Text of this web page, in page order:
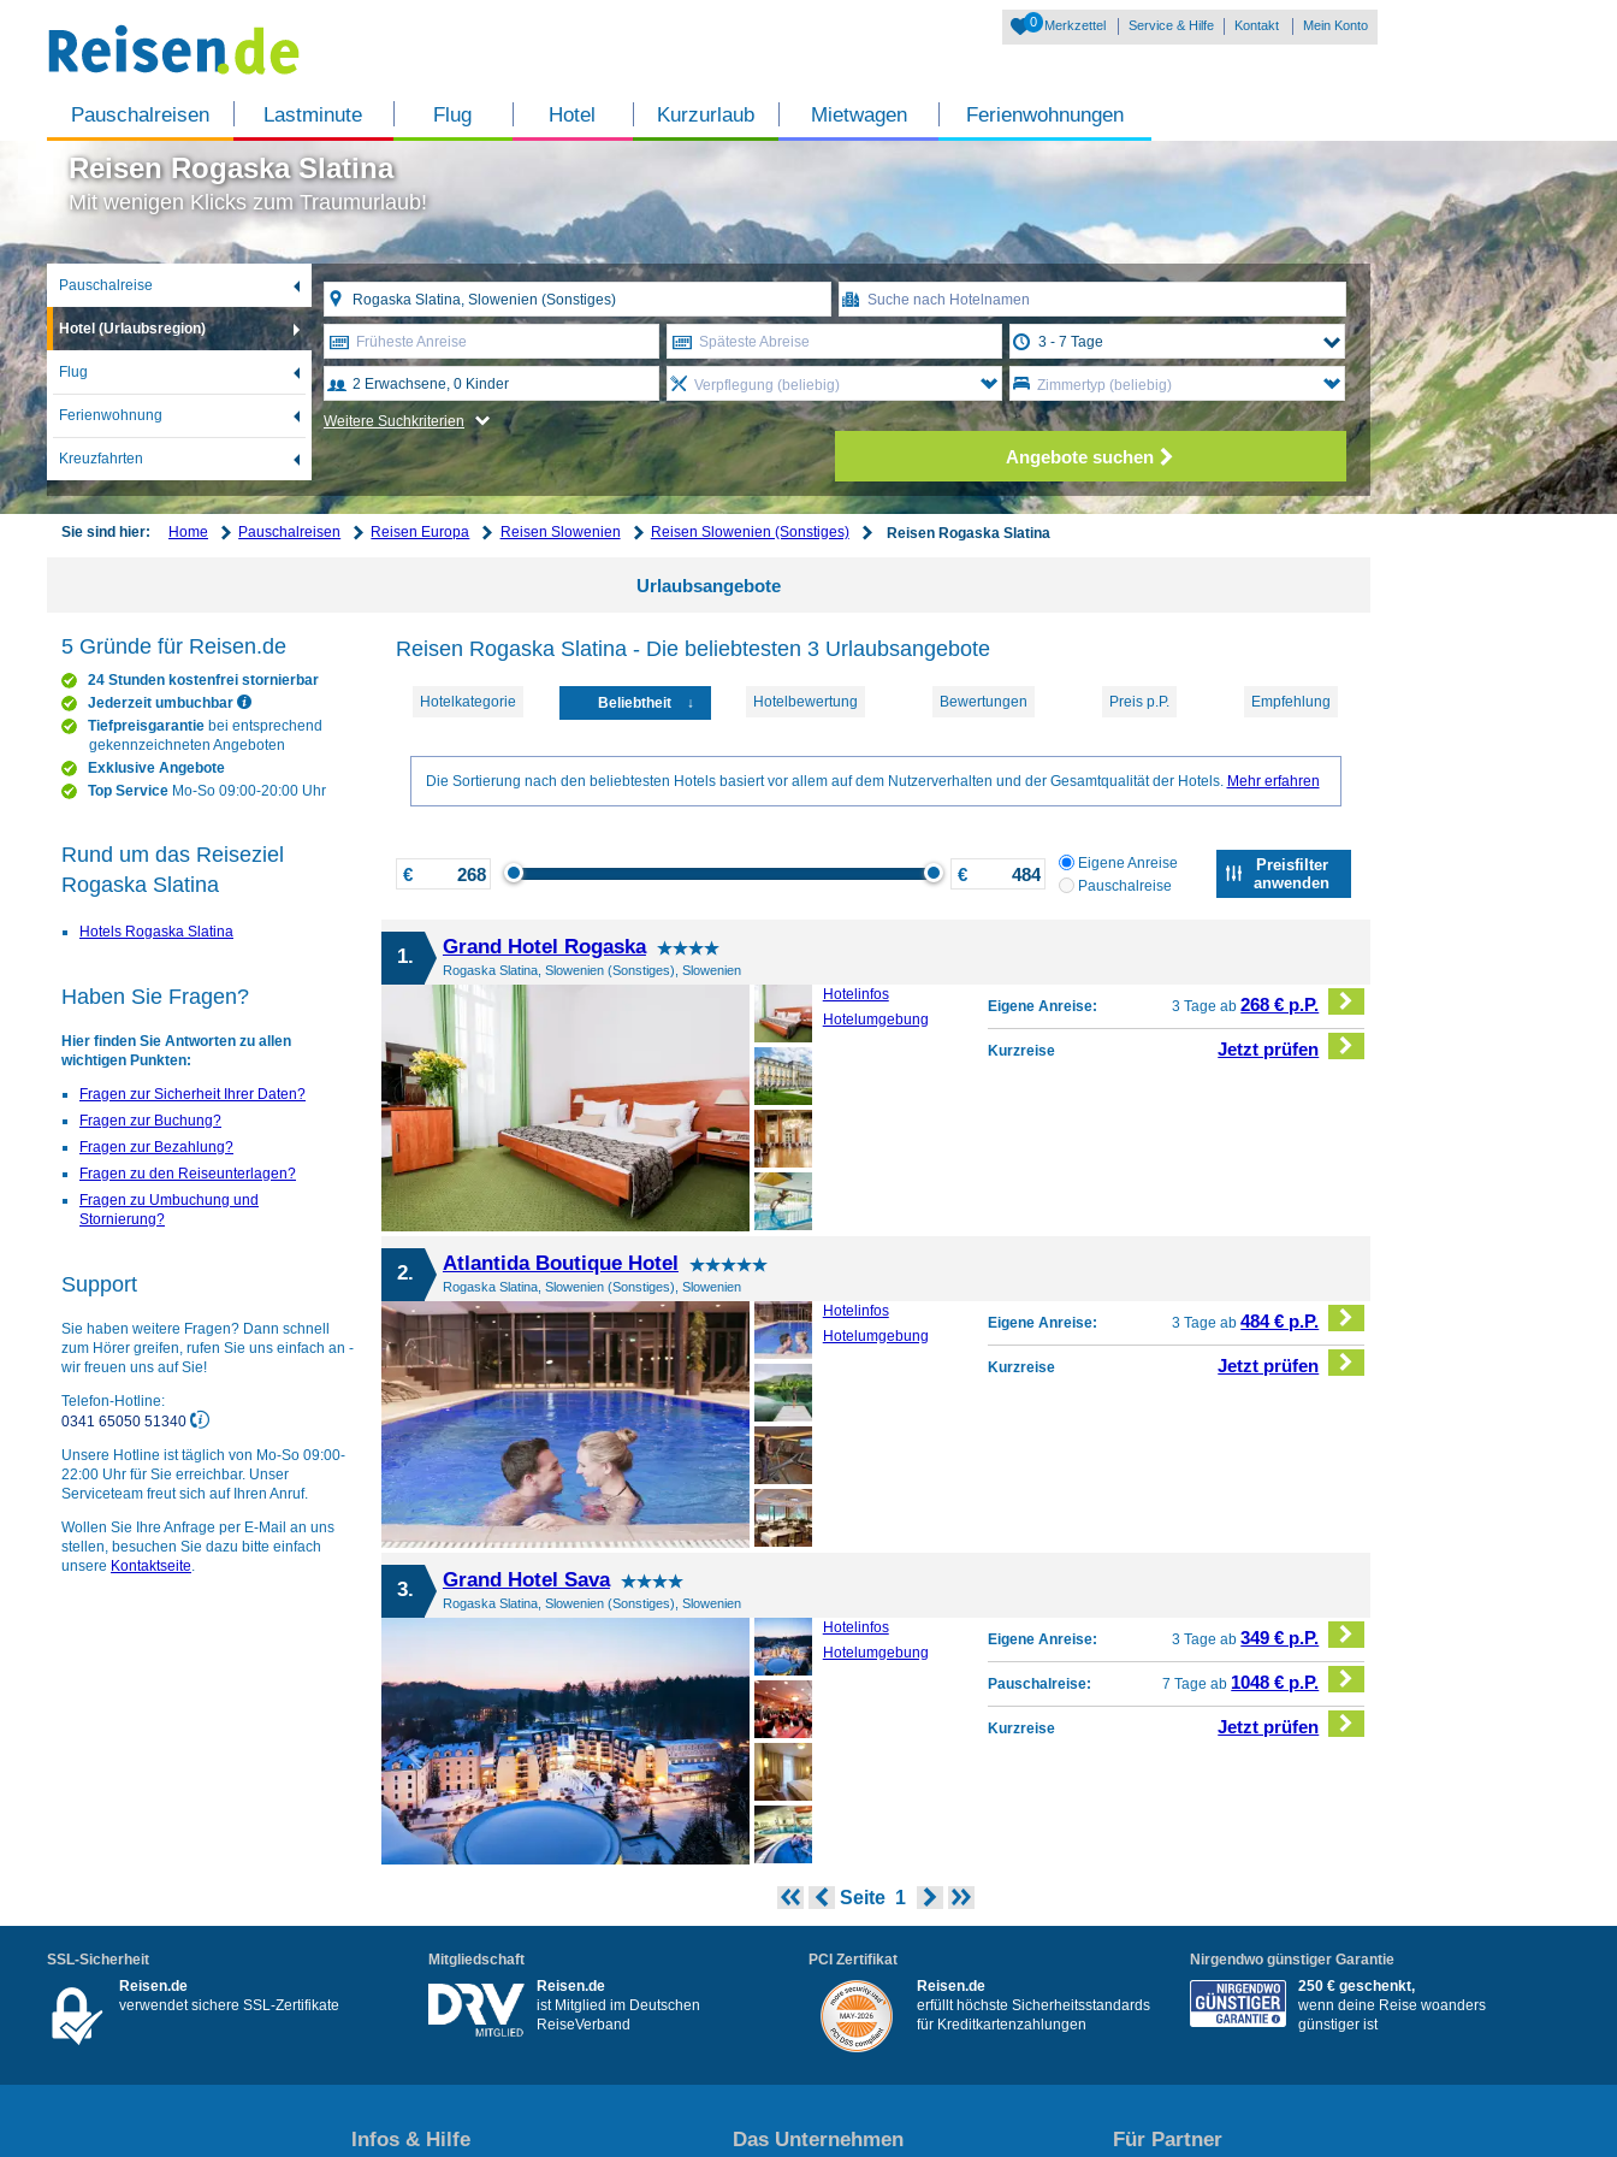
Pauschalreisen Lastminute Flug Hotel Kurzurlaub Mietwagen Ferienwohnungen
0 Merkzettel Service & Hilfe Kontakt Mein Konto
Reisen Rogaska Slatina
Mit wenigen Klicks zum Traumurlaub!
Pauschalreise
Hotel (Urlaubsregion)
Flug
Ferienwohnung
Kreuzfahrten
Früheste Anreise Späteste Abreise
Verpflegung (beliebig) Zimmertyp (beliebig)
Weitere Suchkriterien
Angebote suchen
Sie sind hier: Home Pauschalreisen Reisen Europa Reisen Slowenien Reisen Slowenien (Sonstiges) Reisen Rogaska Slatina
Urlaubsangebote
Reisen Rogaska Slatina - Die beliebtesten 3 Urlaubsangebote
Hotelkategorie Beliebtheit Hotelbewertung Bewertungen Preis p.P. Empfehlung
Die Sortierung nach den beliebtesten Hotels basiert vor allem auf dem Nutzerverhalten und der Gesamtqualität der Hotels. Mehr erfahren
€ €
Eigene Anreise
Pauschalreise
Preisfilter
anwenden
1. Grand Hotel Rogaska
Rogaska Slatina, Slowenien (Sonstiges), Slowenien
Hotelinfos
Hotelumgebung
Eigene Anreise: 3 Tage ab268 € p.P.
Kurzreise Jetzt prüfen
2. Atlantida Boutique Hotel
Rogaska Slatina, Slowenien (Sonstiges), Slowenien
Hotelinfos
Hotelumgebung
Eigene Anreise: 3 Tage ab484 € p.P.
Kurzreise Jetzt prüfen
3. Grand Hotel Sava
Rogaska Slatina, Slowenien (Sonstiges), Slowenien
Hotelinfos
Hotelumgebung
Eigene Anreise: 3 Tage ab349 € p.P.
Pauschalreise: 7 Tage ab 1048 € p.P.
Kurzreise Jetzt prüfen
Seite 1
5 Gründe für Reisen.de
24 Stunden kostenfrei stornierbar
Jederzeit umbuchbar
Tiefpreisgarantie bei entsprechend
gekennzeichneten Angeboten
Exklusive Angebote
Top Service Mo-So 09:00-20:00 Uhr
Rund um das Reiseziel
Rogaska Slatina
Hotels Rogaska Slatina
Haben Sie Fragen?
Hier finden Sie Antworten zu allen
wichtigen Punkten:
Fragen zur Sicherheit Ihrer Daten?
Fragen zur Buchung?
Fragen zur Bezahlung?
Fragen zu den Reiseunterlagen?
Fragen zu Umbuchung und
Stornierung?
Support
Sie haben weitere Fragen? Dann schnell
zum Hörer greifen, rufen Sie uns einfach an -
wir freuen uns auf Sie!
Telefon-Hotline:
0341 65050 51340
Unsere Hotline ist täglich von Mo-So 09:00-
22:00 Uhr für Sie erreichbar. Unser
Serviceteam freut sich auf Ihren Anruf.
Wollen Sie Ihre Anfrage per E-Mail an uns
stellen, besuchen Sie dazu bitte einfach
unsere Kontaktseite.
SSL-Sicherheit
Reisen.de
verwendet sichere SSL-Zertifikate
Mitgliedschaft
Reisen.de
ist Mitglied im Deutschen
ReiseVerband
PCI Zertifikat
Reisen.de
erfüllt höchste Sicherheitsstandards
für Kreditkartenzahlungen
Nirgendwo günstiger Garantie
250 € geschenkt,
wenn deine Reise woanders
günstiger ist
Infos & Hilfe Das Unternehmen Für Partner